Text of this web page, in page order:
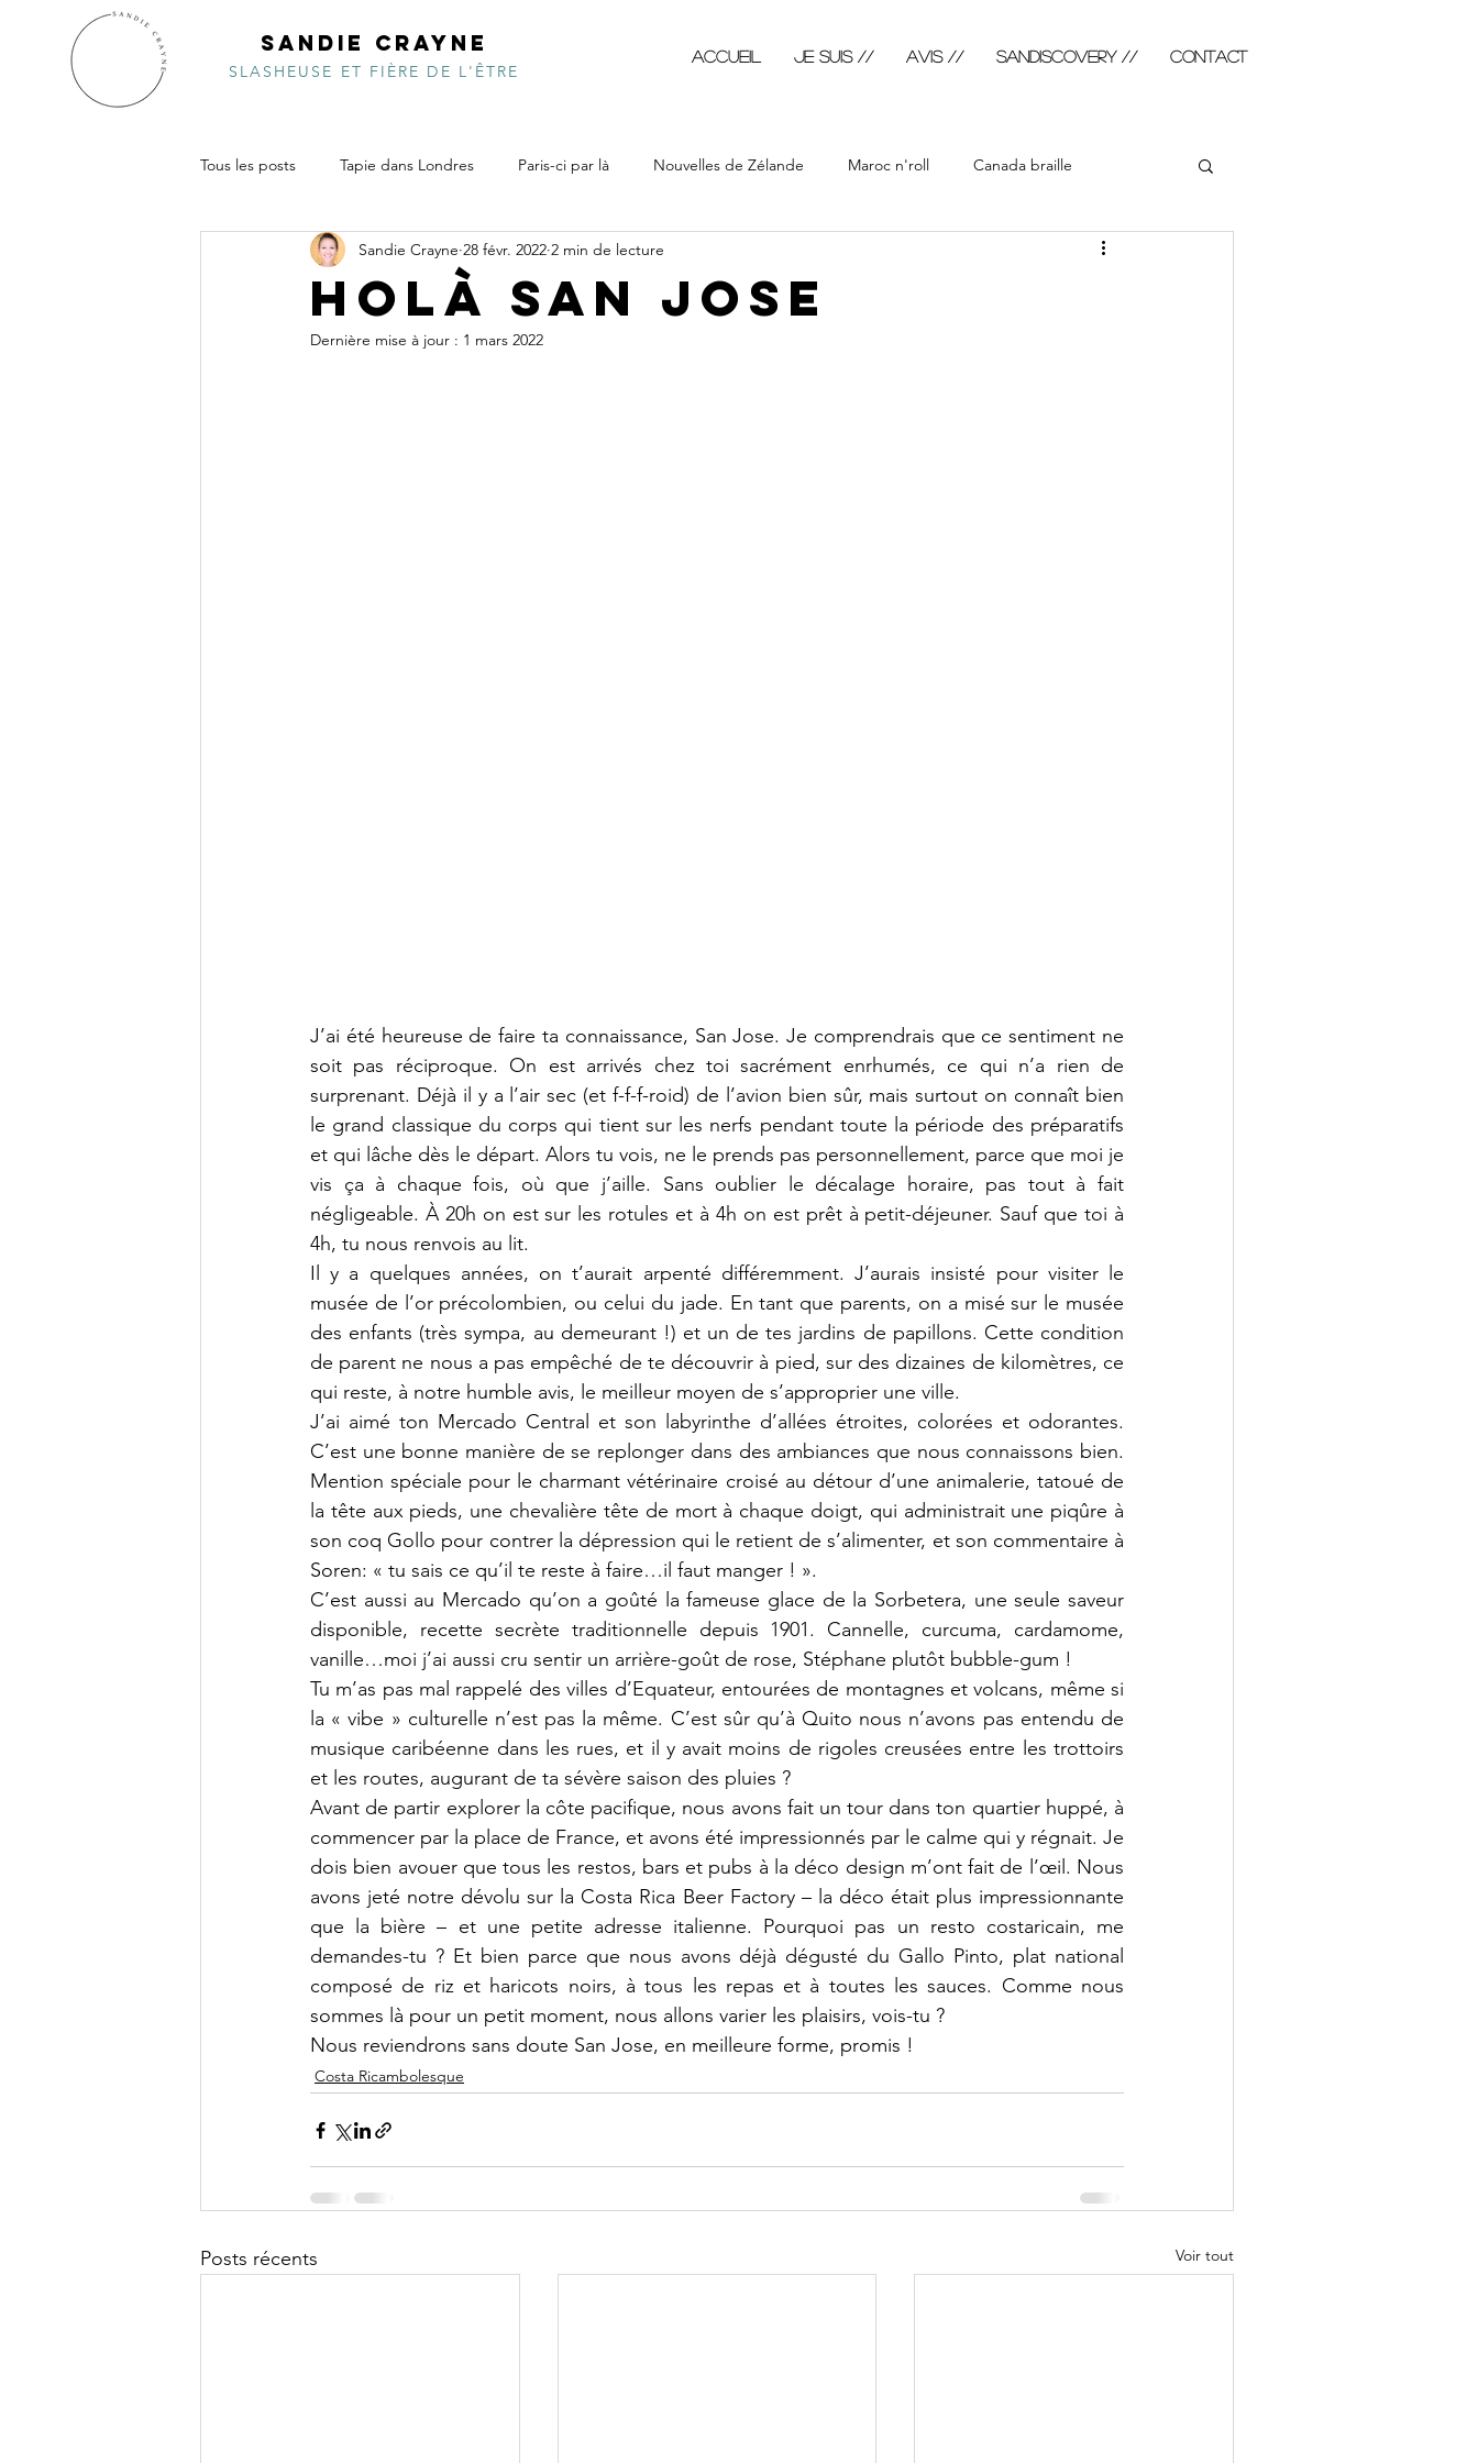
SANDIE CRAYNE
SLASHEUSE ET FIÈRE DE L'ÊTRE
Accueil JE SUIS // AVIS // SANDISCOVERY // Contact
Tous les posts Tapie dans Londres Paris-ci par là Nouvelles de Zélande Maroc n'roll Canada braille
Inde de choc Pacifiquement vôtre Calendrimages
Costa Ricambolesque
Holà San Jose
Sandie Crayne 28 févr. 2022 2 min de lecture
Dernière mise à jour : 1 mars 2022
J’ai été heureuse de faire ta connaissance, San Jose. Je comprendrais que ce sentiment ne
soit pas réciproque. On est arrivés chez toi sacrément enrhumés, ce qui n’a rien de
surprenant. Déjà il y a l’air sec (et f-f-f-roid) de l’avion bien sûr, mais surtout on connaît bien
le grand classique du corps qui tient sur les nerfs pendant toute la période des préparatifs
et qui lâche dès le départ. Alors tu vois, ne le prends pas personnellement, parce que moi je
vis ça à chaque fois, où que j’aille. Sans oublier le décalage horaire, pas tout à fait
négligeable. À 20h on est sur les rotules et à 4h on est prêt à petit-déjeuner. Sauf que toi à
4h, tu nous renvois au lit.
Il y a quelques années, on t’aurait arpenté différemment. J’aurais insisté pour visiter le
musée de l’or précolombien, ou celui du jade. En tant que parents, on a misé sur le musée
des enfants (très sympa, au demeurant !) et un de tes jardins de papillons. Cette condition
de parent ne nous a pas empêché de te découvrir à pied, sur des dizaines de kilomètres, ce
qui reste, à notre humble avis, le meilleur moyen de s’approprier une ville.
J’ai aimé ton Mercado Central et son labyrinthe d’allées étroites, colorées et odorantes.
C’est une bonne manière de se replonger dans des ambiances que nous connaissons bien.
Mention spéciale pour le charmant vétérinaire croisé au détour d’une animalerie, tatoué de
la tête aux pieds, une chevalière tête de mort à chaque doigt, qui administrait une piqûre à
son coq Gollo pour contrer la dépression qui le retient de s’alimenter, et son commentaire à
Soren: « tu sais ce qu’il te reste à faire…il faut manger ! ».
C’est aussi au Mercado qu’on a goûté la fameuse glace de la Sorbetera, une seule saveur
disponible, recette secrète traditionnelle depuis 1901. Cannelle, curcuma, cardamome,
vanille…moi j’ai aussi cru sentir un arrière-goût de rose, Stéphane plutôt bubble-gum !
Tu m’as pas mal rappelé des villes d’Equateur, entourées de montagnes et volcans, même si
la « vibe » culturelle n’est pas la même. C’est sûr qu’à Quito nous n’avons pas entendu de
musique caribéenne dans les rues, et il y avait moins de rigoles creusées entre les trottoirs
et les routes, augurant de ta sévère saison des pluies ?
Avant de partir explorer la côte pacifique, nous avons fait un tour dans ton quartier huppé, à
commencer par la place de France, et avons été impressionnés par le calme qui y régnait. Je
dois bien avouer que tous les restos, bars et pubs à la déco design m’ont fait de l’œil. Nous
avons jeté notre dévolu sur la Costa Rica Beer Factory – la déco était plus impressionnante
que la bière – et une petite adresse italienne. Pourquoi pas un resto costaricain, me
demandes-tu ? Et bien parce que nous avons déjà dégusté du Gallo Pinto, plat national
composé de riz et haricots noirs, à tous les repas et à toutes les sauces. Comme nous
sommes là pour un petit moment, nous allons varier les plaisirs, vois-tu ?
Nous reviendrons sans doute San Jose, en meilleure forme, promis !
Costa Ricambolesque
Posts récents Voir tout